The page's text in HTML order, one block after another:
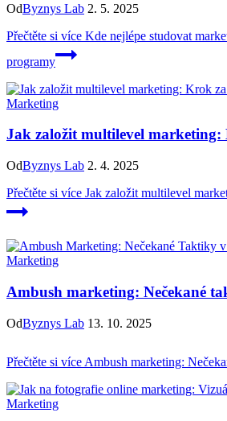
OdByznys Lab 2. 5. 2025
Přečtěte si více Kde nejlépe studovat
programy
Marketing
Jak založit multilevel
OdByznys Lab 2. 4. 2025
Přečtěte si více Jak založit multilevel
Marketing
Ambush marketing: Nečekané
OdByznys Lab 13. 10. 2025
Přečtěte si více Ambush marketing:
Marketing